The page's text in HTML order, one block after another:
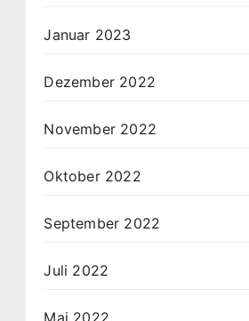
Januar 2023
Dezember 2022
November 2022
Oktober 2022
September 2022
Juli 2022
Mai 2022